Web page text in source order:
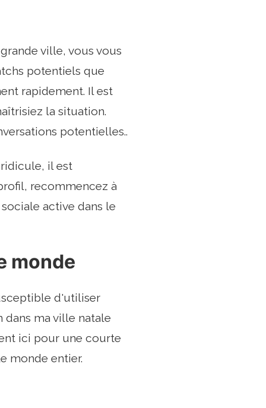
ville, vous vous
potentiels que
rapidement. Il est
la situation.
potentielles..
il est
recommencez à
active dans le
monde
d'utiliser
ma ville natale
ici pour une courte
monde entier.